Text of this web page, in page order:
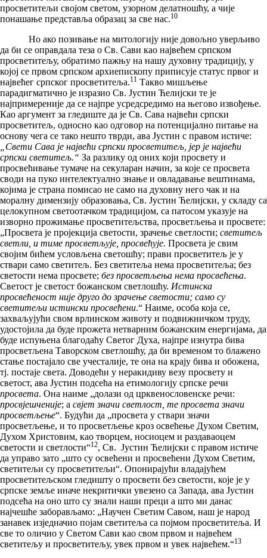
просветитељи својом светом, узорном делатношћу, а чије
понашање представља образац за све нас.10
Но ако позивање на митологију није довољно уверљиво
да би се оправдала теза о Св. Сави као највећем српском
просветитељу, обратимо пажњу на нашу духовну традицију, у
којој се првом српском архиепископу приписује статус првог и
највећег српског просветитеља.11 Такво мишљење
парадигматично је изразио Св. Јустин Ћелијски те је
најпримереније да се најпре усредсредимо на његово извођење.
Као аргумент за гледиште да је Св. Сава највећи српски
просветитељ, односно као одговор на потенцијално питање на
основу чега се тако нешто тврди, ава Јустин с правом истиче:
„Свети Сава је највећи српски просветитељ, јер је највећи
српски светитељ.“ За разлику од оних који просвету и
просвећивање тумаче на секуларан начин, за које се просвета
своди на пуко интелектуално знање и овладавање вештинама,
којима је страна помисао не само на духовну него чак и на
моралну димензију образовања, Св. Јустин Ћелијски, у складу са
целокупном светоотачком традицијом, са патосом указује на
изворно прожимање просветитељства, просветљења и просвете:
„Просвета је пројекција светости, зрачење светлости; светитељ
светли, и тиме просветљује, просвећује. Просвета је свим
својим бићем условљена светошћу; прави просветитељ је у
ствари само светитељ. Без светитеља нема просветитеља; без
светости нема просвете; без просветљења нема просвећења.
Светост је светост божанском светлошћу. Истинска
просвећеност није друго до зрачење светости; само су
светитељи истински просвећени.“ Наиме, особа која се,
захваљујући свом врлинском животу и подвижничком труду,
удостојила да буде прожета нетварним божанским енергијама, да
буде испуњена благодаћу Светог Духа, најпре изнутра бива
просветљена Таворском светлошћу, да би временом то блажено
стање постајало све учесталије, те она на крају бива и обожена,
тј. постаје света. Доводећи у неракидиву везу просвету и
светост, ава Јустин подсећа на етимологију српске речи
просвета. Она наиме „долази од црквенословенске речи:
просвјешченије; а свјет значи светлост, те просвета значи
просветљење“. Будући да „просвета у ствари значи
просветљење, и то просветљење кроз освећење Духом Светим,
Духом Христовим, као творцем, носиоцем и раздаваоцем
светости и светлости“12, Св. Јустин Ћелијски с правом истиче
да управо зато „што су освећени и просвећени Духом Светим,
светитељи су просветитељи“. Опонирајући владајућем
просветитељском гледишту о просвети без светости, које је у
српске земље иначе некритички увезено са Запада, ава Јустин
подсећа на оно што су знали наши преци а што ми данас
најчешће заборављамо: „Научен Светим Савом, наш је народ
занавек изједначио појам светитеља са појмом просветитеља. И
све то оличио у Светом Сави као свом првом и највећем
светитељу и просветитељу, увек првом и увек највећем.“13